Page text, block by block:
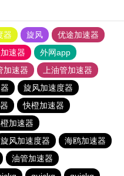
器 旋风
优途加速器
速器
外网app
加速器
上油管加速器
旋风加速度器
快橙加速器
加速器
旋风加速度器
海鸥加速器
油管加速器